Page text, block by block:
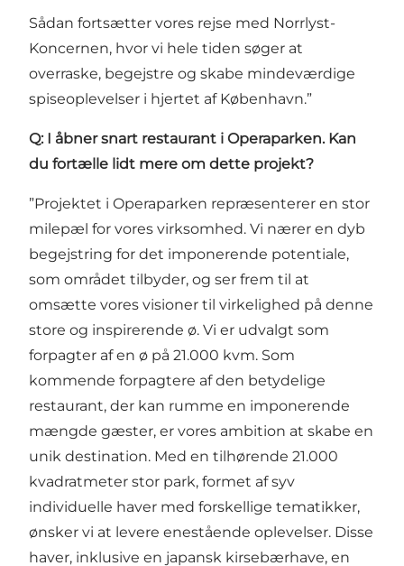
Sådan fortsætter vores rejse med Norrlyst-
Koncernen, hvor vi hele tiden søger at
overraske, begejstre og skabe mindeværdige
spiseoplevelser i hjertet af København.”
Q: I åbner snart restaurant i Operaparken. Kan
du fortælle lidt mere om dette projekt?
”Projektet i Operaparken repræsenterer en stor
milepæl for vores virksomhed. Vi nærer en dyb
begejstring for det imponerende potentiale,
som området tilbyder, og ser frem til at
omsætte vores visioner til virkelighed på denne
store og inspirerende ø. Vi er udvalgt som
forpagter af en ø på 21.000 kvm. Som
kommende forpagtere af den betydelige
restaurant, der kan rumme en imponerende
mængde gæster, er vores ambition at skabe en
unik destination. Med en tilhørende 21.000
kvadratmeter stor park, formet af syv
individuelle haver med forskellige tematikker,
ønsker vi at levere enestående oplevelser. Disse
haver, inklusive en japansk kirsebærhave, en